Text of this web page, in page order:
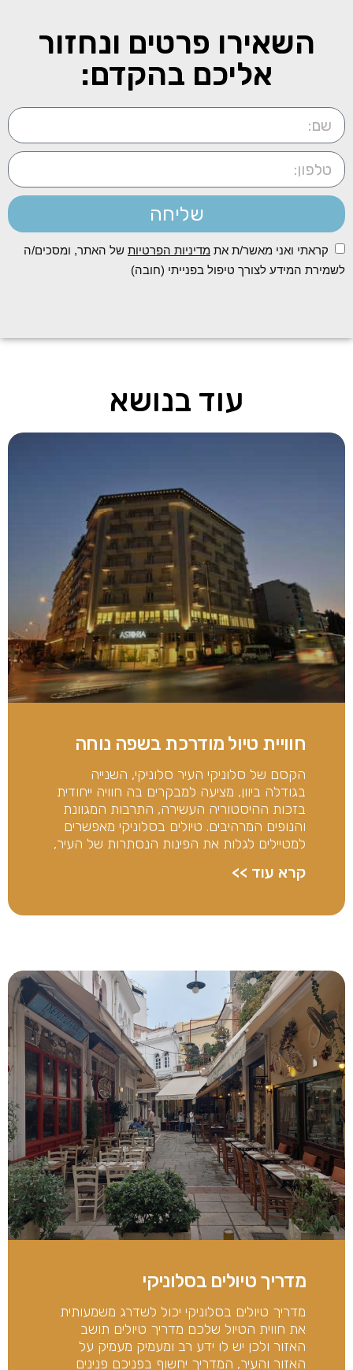
השאירו פרטים ונחזור
אליכם בהקדם:
שליחה
קראתי ואני מאשר/ת את מדיניות הפרטיות של האתר, ומסכים/ה
לשמירת המידע לצורך טיפול בפנייתי (חובה)
עוד בנושא
חוויית טיול מודרכת בשפה נוחה
הקסם של סלוניקי העיר סלוניקי, השנייה
בגודלה ביוון, מציעה למבקרים בה חוויה ייחודית
בזכות ההיסטוריה העשירה, התרבות המגוונת
והנופים המרהיבים. טיולים בסלוניקי מאפשרים
למטיילים לגלות את הפינות הנסתרות של העיר,
קרא עוד >>
מדריך טיולים בסלוניקי
מדריך טיולים בסלוניקי יכול לשדרג משמעותית
את חווית הטיול שלכם מדריך טיולים תושב
האזור ולכן יש לו ידע רב ומעמיק מעמיק על
האזור והעיר, המדריך יחשוף בפניכם פנינים